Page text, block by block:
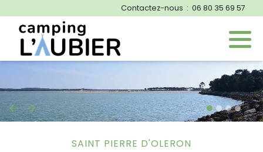
Contactez-nous : 06 80 35 69 57
SAINT PIERRE D'OLERON
Emplacements
Tentes Lodge